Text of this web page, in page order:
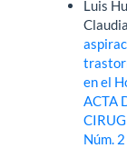
Luis
en el
ACTA
Núm.